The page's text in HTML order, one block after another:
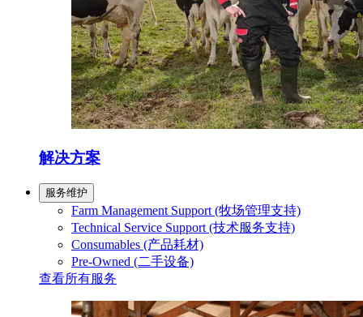
解决方案
服务维护
Farm Management Support (牧场管理支持)
Technical Service Support (技术服务支持)
Consumables (产品耗材)
Pre-Owned (二手设备)
查看所有服务